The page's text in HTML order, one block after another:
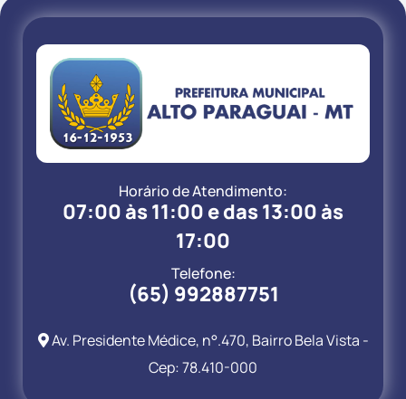
Horário de Atendimento:
07:00 às 11:00 e das 13:00 às
17:00
Telefone:
(65) 992887751
Av. Presidente Médice, n°.470, Bairro Bela Vista -
Cep: 78.410-000